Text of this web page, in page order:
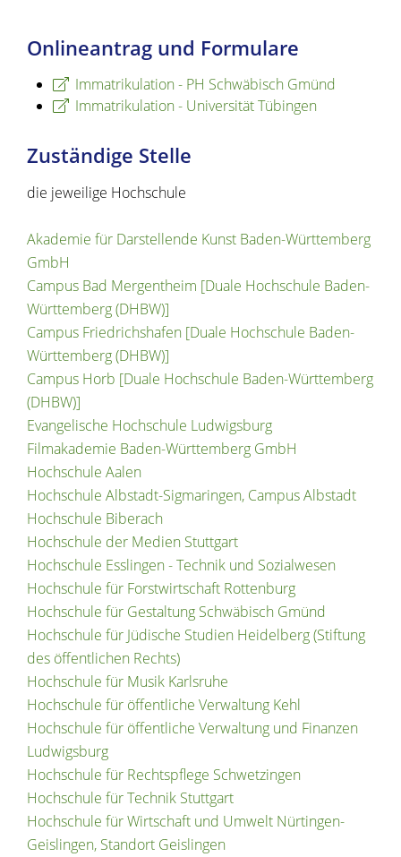
Onlineantrag und Formulare
Immatrikulation - PH Schwäbisch Gmünd
Immatrikulation - Universität Tübingen
Zuständige Stelle
die jeweilige Hochschule
Akademie für Darstellende Kunst Baden-Württemberg
GmbH
Campus Bad Mergentheim [Duale Hochschule Baden-
Württemberg (DHBW)]
Campus Friedrichshafen [Duale Hochschule Baden-
Württemberg (DHBW)]
Campus Horb [Duale Hochschule Baden-Württemberg
(DHBW)]
Evangelische Hochschule Ludwigsburg
Filmakademie Baden-Württemberg GmbH
Hochschule Aalen
Hochschule Albstadt-Sigmaringen, Campus Albstadt
Hochschule Biberach
Hochschule der Medien Stuttgart
Hochschule Esslingen - Technik und Sozialwesen
Hochschule für Forstwirtschaft Rottenburg
Hochschule für Gestaltung Schwäbisch Gmünd
Hochschule für Jüdische Studien Heidelberg (Stiftung
des öffentlichen Rechts)
Hochschule für Musik Karlsruhe
Hochschule für öffentliche Verwaltung Kehl
Hochschule für öffentliche Verwaltung und Finanzen
Ludwigsburg
Hochschule für Rechtspflege Schwetzingen
Hochschule für Technik Stuttgart
Hochschule für Wirtschaft und Umwelt Nürtingen-
Geislingen, Standort Geislingen